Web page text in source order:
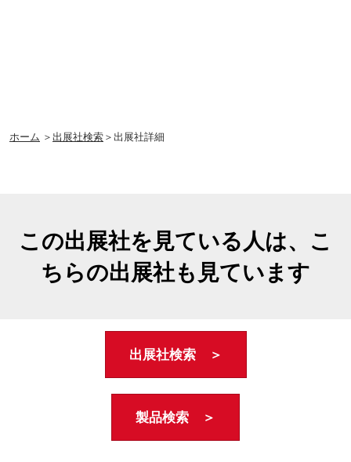
ホーム ＞出展社検索＞出展社詳細
この出展社を見ている人は、こ
ちらの出展社も見ています
出展社検索 ＞
製品検索 ＞